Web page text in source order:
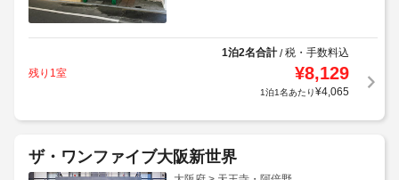
1泊2名合計/税・手数料込
残り1室
¥8,129
1泊1名あたり¥4,065
ザ・ワンファイブ大阪新世界